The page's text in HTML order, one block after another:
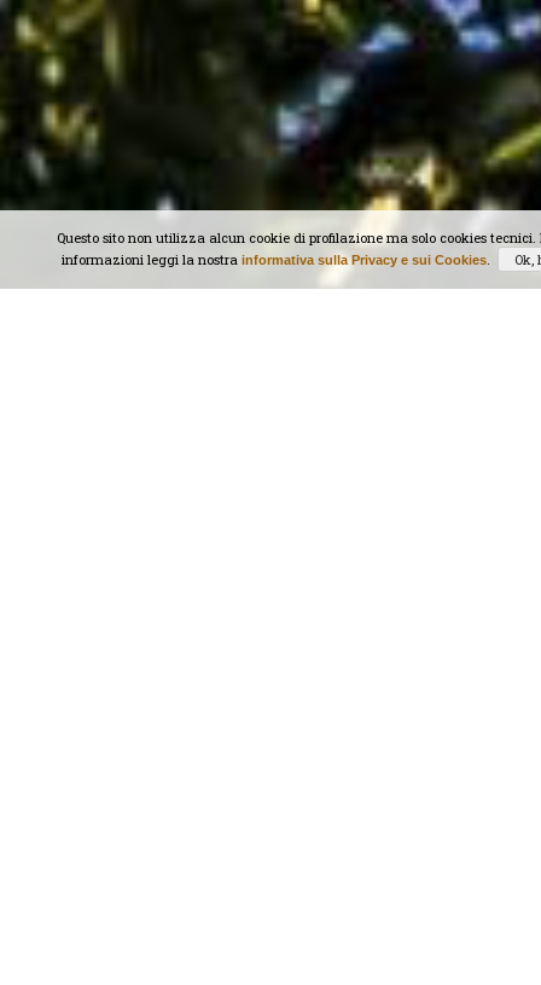
Questo sito non utilizza alcun cookie di profilazione ma solo cookies tecnici.
informazioni leggi la nostra informativa sulla Privacy e sui Cookies.